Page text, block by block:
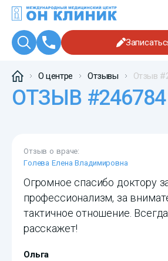
О центре Отзывы Отзыв
ОТЗЫВ #246784
Отзыв о враче:
Голева Елена Владимировна
Огромное спасибо доктору
профессионализм, за
тактичное отношение.
расскажет!
Ольга